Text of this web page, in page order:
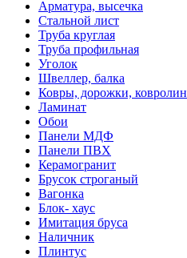
Арматура, высечка
Стальной лист
Труба круглая
Труба профильная
Уголок
Швеллер, балка
Ковры, дорожки, ковролин
Ламинат
Обои
Панели МДФ
Панели ПВХ
Керамогранит
Брусок строганый
Вагонка
Блок- хаус
Имитация бруса
Наличник
Плинтус